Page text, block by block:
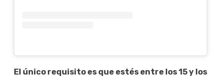
El único requisito es que estés entre los 15 y los